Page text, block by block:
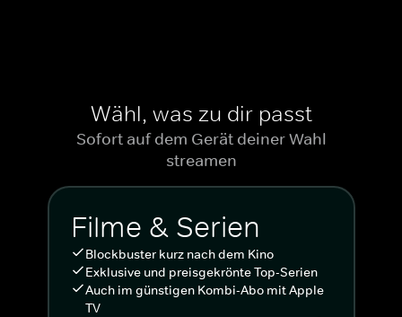
Wähl, was zu dir passt
Sofort auf dem Gerät deiner Wahl
streamen
Filme & Serien
Blockbuster kurz nach dem Kino
Exklusive und preisgekrönte Top-Serien
Auch im günstigen Kombi-Abo mit Apple
TV